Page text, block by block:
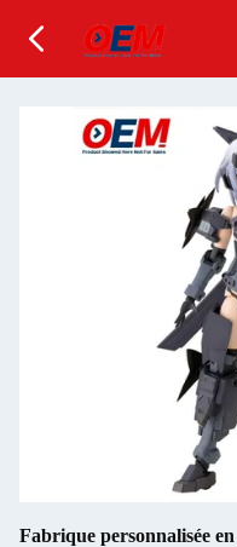
Fabrique personnalisée